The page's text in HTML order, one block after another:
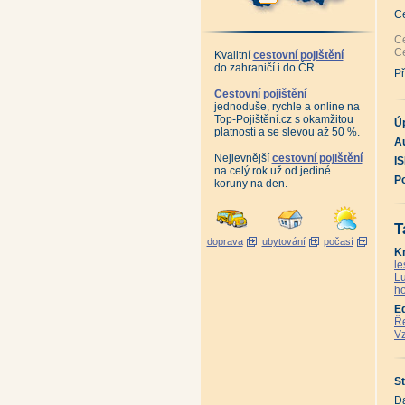
Kvalitní cestovní pojištění
do zahraničí i do ČR.
Cestovní pojištění
jednoduše, rychle a online na
Top-Pojištění.cz s okamžitou
platností a se slevou až 50 %.
Nejlevnější cestovní pojištění
na celý rok už od jediné
koruny na den.
doprava ubytování počasí